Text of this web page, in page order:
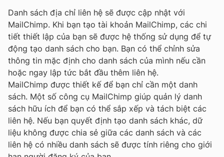
Danh sách địa chỉ liên hệ sẽ được cập nhật với
MailChimp. Khi bạn tạo tài khoản MailChimp, các chi
tiết thiết lập của bạn sẽ được hệ thống sử dụng để tự
động tạo danh sách cho bạn. Bạn có thể chỉnh sửa
thông tin mặc định cho danh sách của mình nếu cần
hoặc ngay lập tức bắt đầu thêm liên hệ.
MailChimp được thiết kế để bạn chỉ cần một danh
sách. Một số công cụ MailChimp giúp quản lý danh
sách hữu ích để bạn có thể sắp xếp và tách biệt các
liên hệ. Nếu bạn quyết định tạo danh sách khác, dữ
liệu không được chia sẻ giữa các danh sách và các
liên hệ có nhiều danh sách sẽ được tính riêng cho giới